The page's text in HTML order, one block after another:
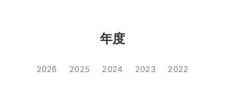
年度
2026 2025 2024 2023 2022